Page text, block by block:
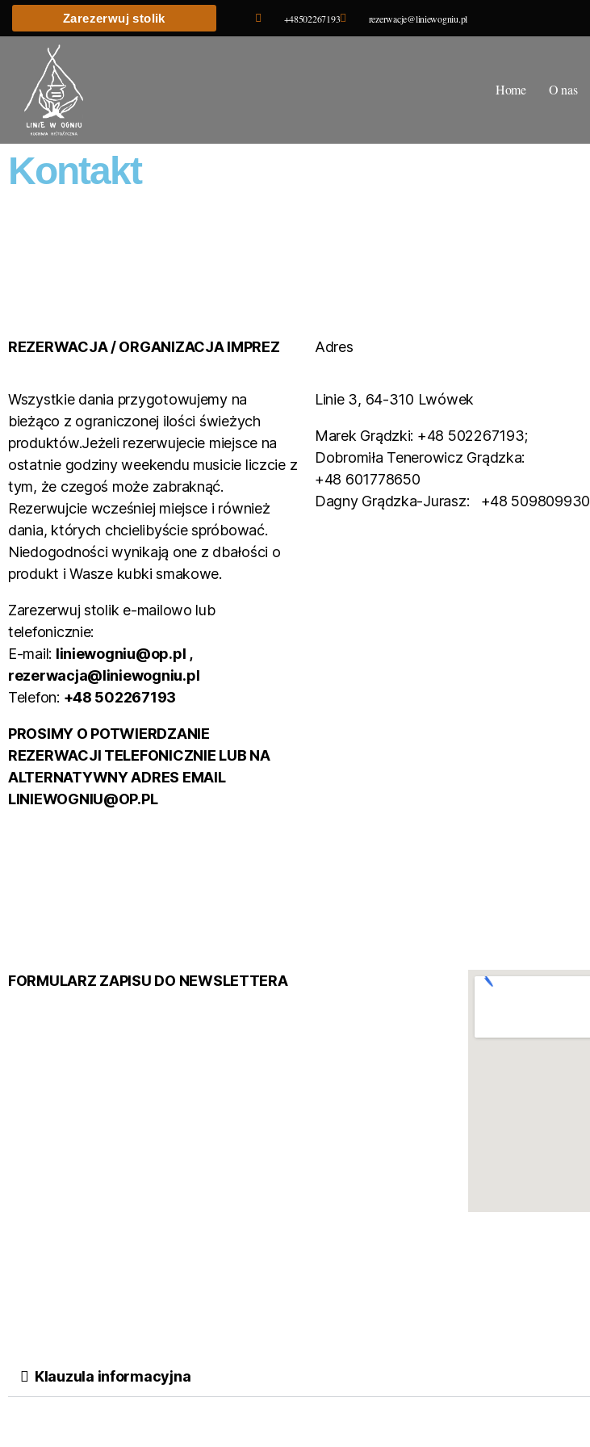
Zarezerwuj stolik +48502267193 rezerwacje@liniewogniu.pl
Home O nas
Kontakt
REZERWACJA / ORGANIZACJA IMPREZ
Wszystkie dania przygotowujemy na
bieżąco z ograniczonej ilości świeżych
produktów.Jeżeli rezerwujecie miejsce na
ostatnie godziny weekendu musicie liczcie z
tym, że czegoś może zabraknąć.
Rezerwujcie wcześniej miejsce i również
dania, których chcielibyście spróbować.
Niedogodności wynikają one z dbałości o
produkt i Wasze kubki smakowe.
Zarezerwuj stolik e-mailowo lub
telefonicznie:
E-mail: liniewogniu@op.pl ,
rezerwacja@liniewogniu.pl
Telefon: +48 502267193
PROSIMY O POTWIERDZANIE
REZERWACJI TELEFONICZNIE LUB NA
ALTERNATYWNY ADRES EMAIL
LINIEWOGNIU@OP.PL
Adres
Linie 3, 64-310 Lwówek
Marek Grądzki: +48 502267193;
Dobromiła Tenerowicz Grądzka:
+48 601778650
Dagny Grądzka-Jurasz: +48 509809930
FORMULARZ ZAPISU DO NEWSLETTERA
Klauzula informacyjna